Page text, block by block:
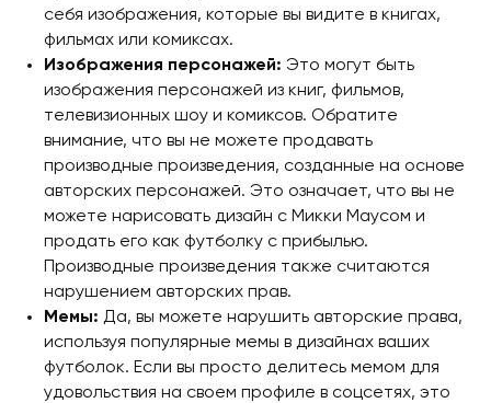
себя изображения, которые вы видите в книгах,
фильмах или комиксах.
Изображения персонажей: Это могут быть
изображения персонажей из книг, фильмов,
телевизионных шоу и комиксов. Обратите
внимание, что вы не можете продавать
производные произведения, созданные на основе
авторских персонажей. Это означает, что вы не
можете нарисовать дизайн с Микки Маусом и
продать его как футболку с прибылью.
Производные произведения также считаются
нарушением авторских прав.
Мемы: Да, вы можете нарушить авторские права,
используя популярные мемы в дизайнах ваших
футболок. Если вы просто делитесь мемом для
удовольствия на своем профиле в соцсетях, это